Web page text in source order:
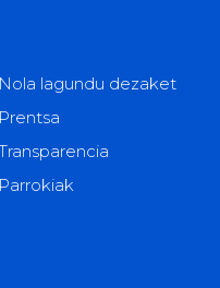
Nola lagundu dezaket
Prentsa
Parrokiak